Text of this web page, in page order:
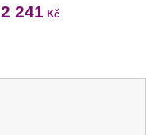
2 241 Kč